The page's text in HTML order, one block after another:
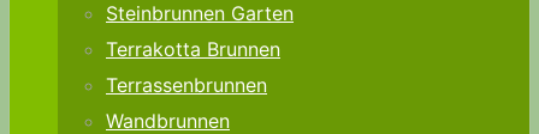
Steinbrunnen Garten
Terrakotta Brunnen
Terrassenbrunnen
Wandbrunnen